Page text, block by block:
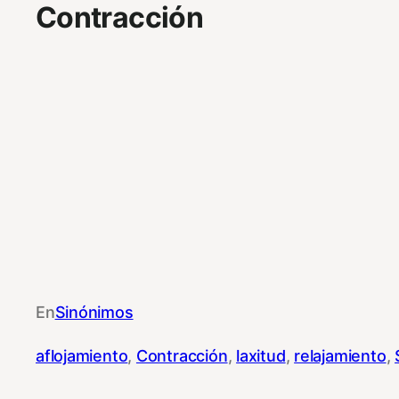
Contracción
EnSinónimos
aflojamiento, Contracción, laxitud, relajamiento,